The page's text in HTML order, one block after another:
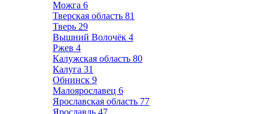
Можга 6
Тверская область 81
Тверь 29
Вышний Волочёк 4
Ржев 4
Калужская область 80
Калуга 31
Обнинск 9
Малоярославец 6
Ярославская область 77
Ярославль 47